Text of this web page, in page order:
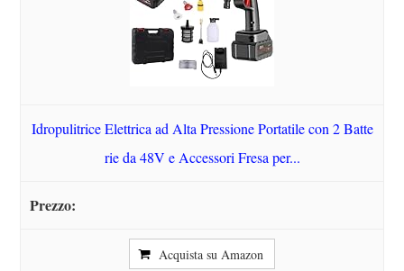
Idropulitrice Elettrica ad Alta Pressione Portatile con 2 Batte
rie da 48V e Accessori Fresa per...
Acquista su Amazon